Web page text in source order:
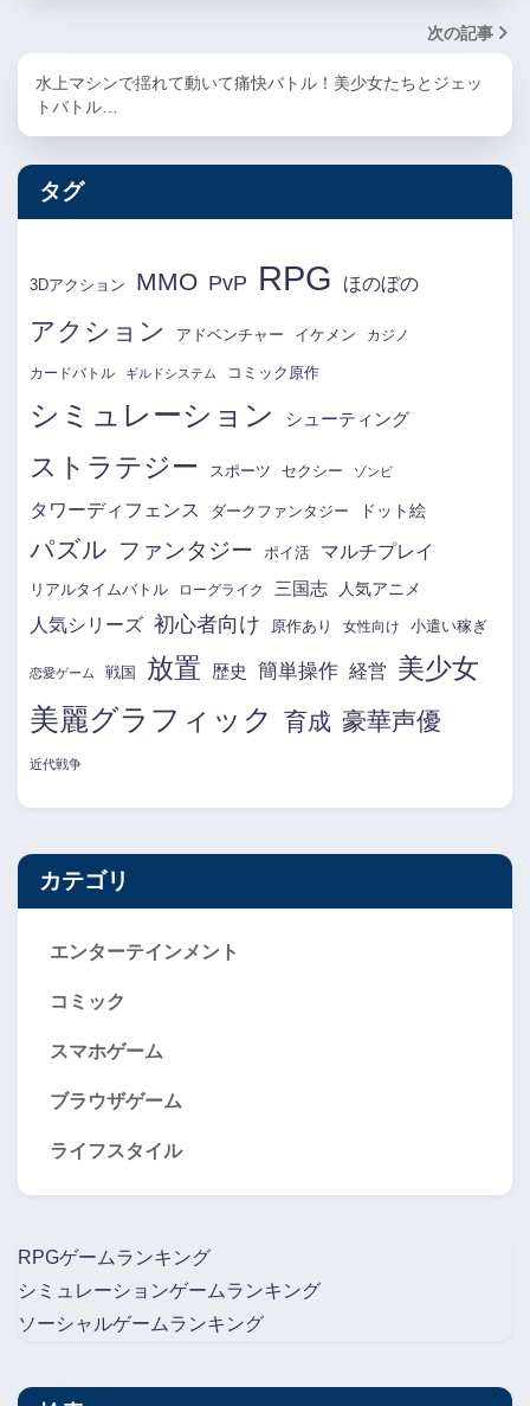
次の記事
水上マシンで揺れて動いて痛快バトル！美少女たちとジェッ
トバトル…
タグ
3Dアクション MMO PvP RPG ほのぼの
アクション アドベンチャー イケメン カジノ
カードバトル ギルドシステム コミック原作
シミュレーション シューティング
ストラテジー スポーツ セクシー ゾンビ
タワーディフェンス ダークファンタジー ドット絵
パズル ファンタジー ポイ活 マルチプレイ
リアルタイムバトル ローグライク 三国志 人気アニメ
人気シリーズ 初心者向け 原作あり 女性向け 小遣い稼ぎ
恋愛ゲーム 戦国 放置 歴史 簡単操作 経営 美少女
美麗グラフィック 育成 豪華声優
近代戦争
カテゴリ
エンターテインメント
コミック
スマホゲーム
ブラウザゲーム
ライフスタイル
RPGゲームランキング
シミュレーションゲームランキング
ソーシャルゲームランキング